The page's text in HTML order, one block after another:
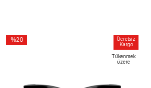
%20
Ücretsiz
Kargo
Tükenmek
üzere